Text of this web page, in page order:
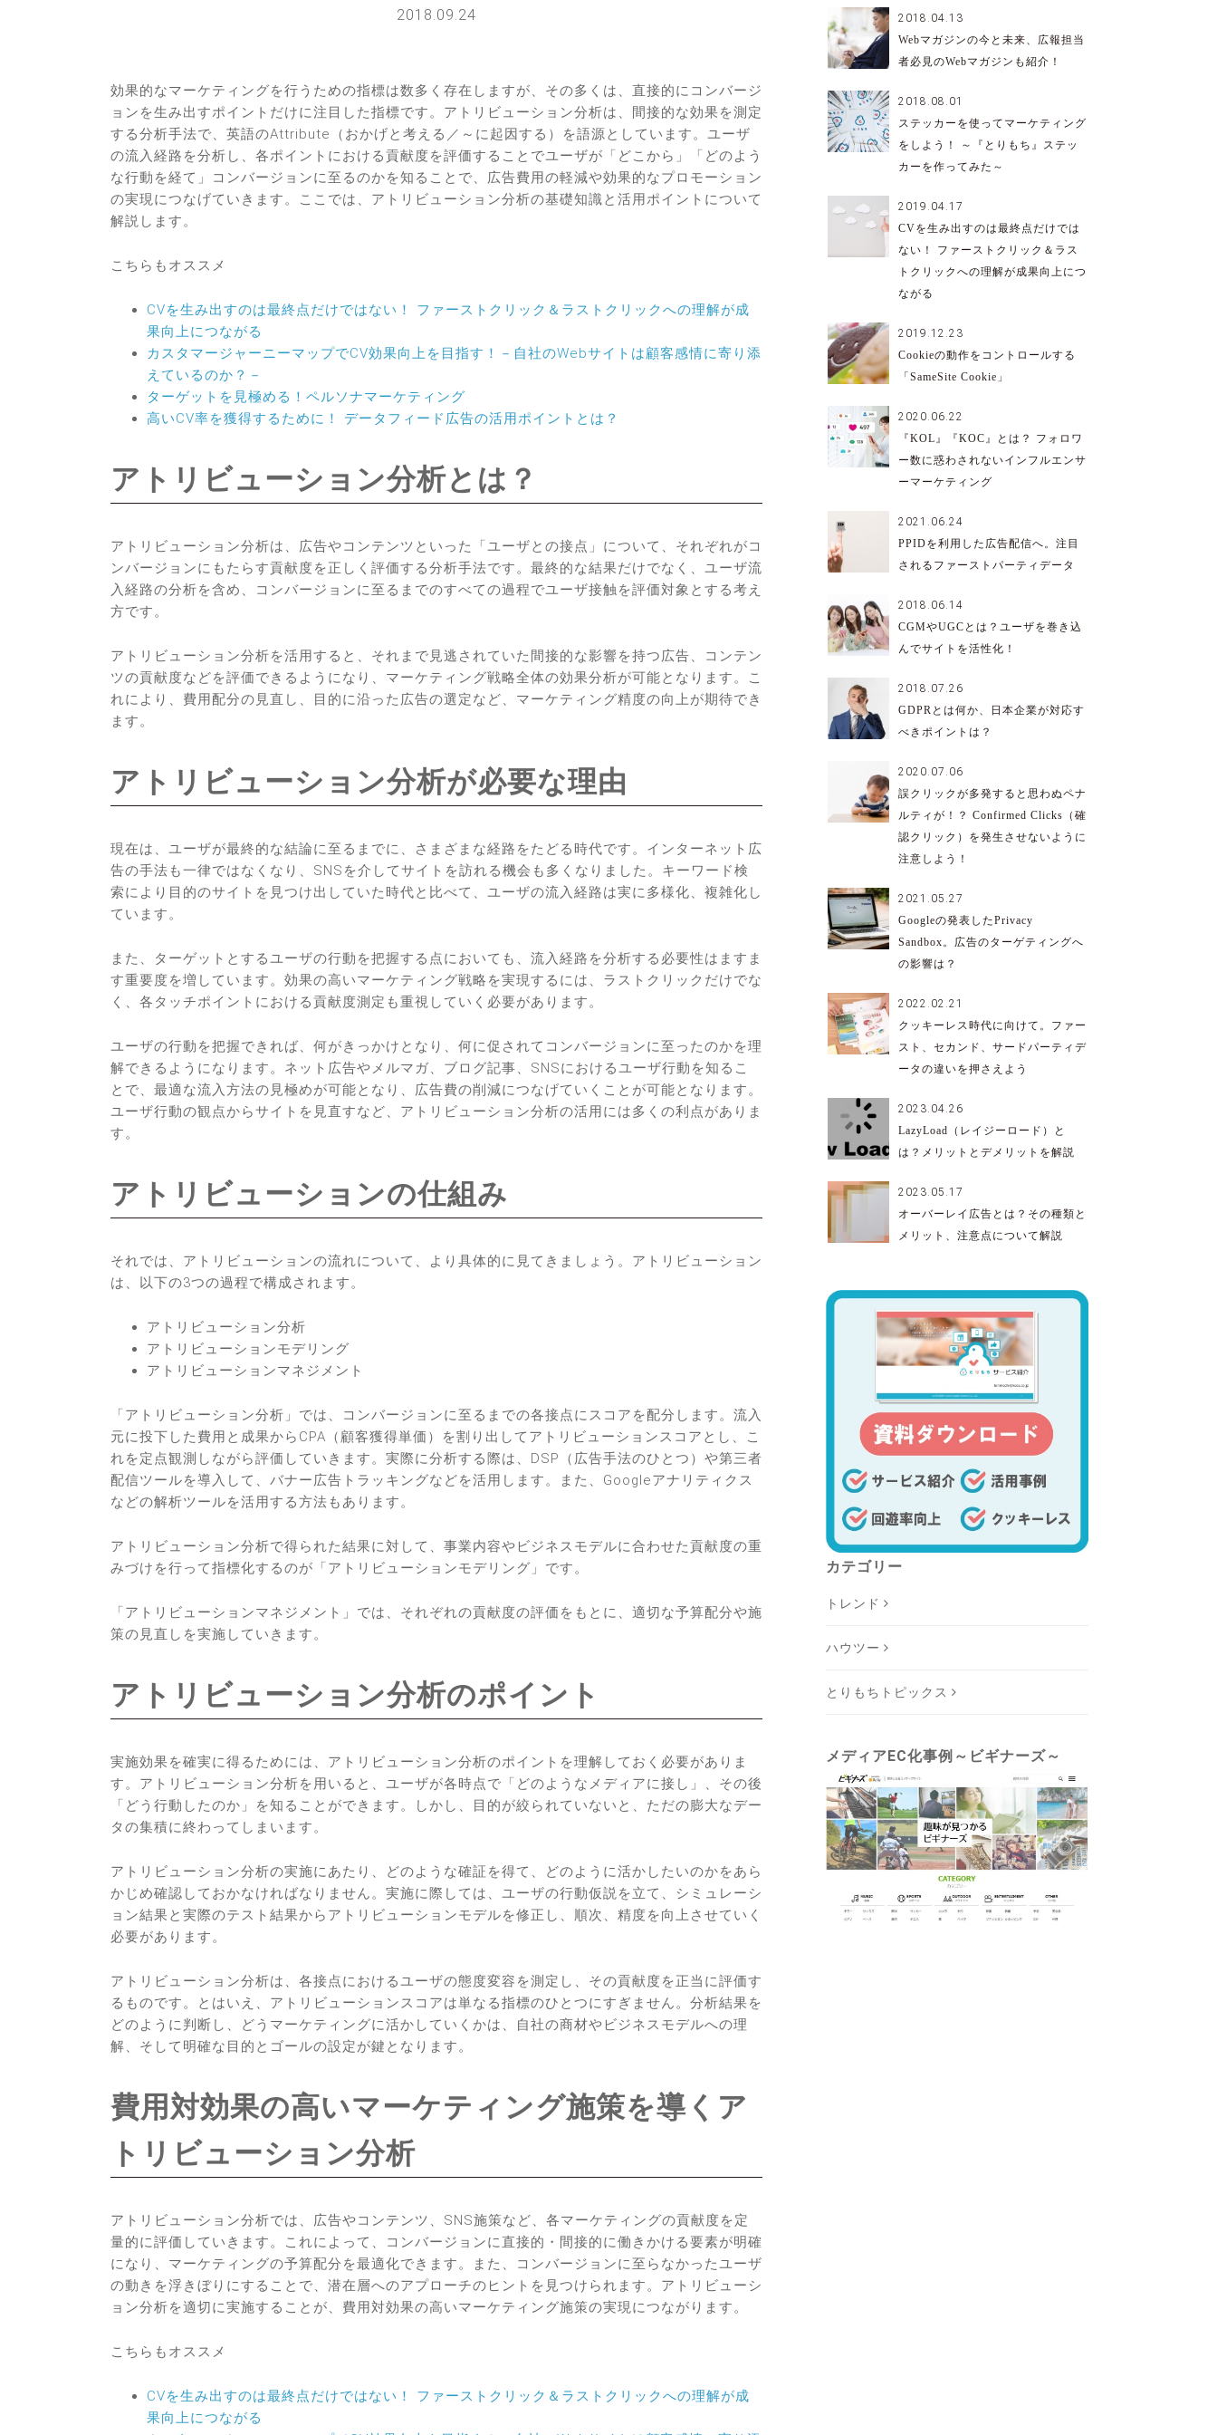
2018.09.24
効果的なマーケティングを行うための指標は数多く存在しますが、その多くは、直接的にコンバージ
ョンを生み出すポイントだけに注目した指標です。アトリビューション分析は、間接的な効果を測定
する分析手法で、 英語のAttribute（おかげと考える／～に起因する）を語源としています。 ユーザ
の流入経路を分析し、各ポイントにおける貢献度を評価することでユーザが「どこから」「どのよう
な行動を経て」コンバージョンに至るのかを知ることで、広告費用の軽減や効果的なプロモーション
の実現につなげていきます。ここでは、アトリビューション分析の基礎知識と活用ポイントについて
解説します。
こちらもオススメ
CVを生み出すのは最終点だけではない！ ファーストクリック＆ラストクリックへの理解が成
果向上につながる
カスタマージャーニーマップでCV効果向上を目指す！－自社のWebサイトは顧客感情に寄り添
えているのか？－
ターゲットを見極める！ペルソナマーケティング
高いCV率を獲得するために！ データフィード広告の活用ポイントとは？
アトリビューション分析とは？
アトリビューション分析は、広告やコンテンツといった「ユーザとの接点」について、それぞれがコ
ンバージョンにもたらす貢献度を正しく評価する分析手法です。最終的な結果だけでなく、ユーザ流
入経路の分析を含め、コンバージョンに至るまでのすべての過程でユーザ接触を評価対象とする考え
方です。
アトリビューション分析を活用すると、それまで見逃されていた間接的な影響を持つ広告、コンテン
ツの貢献度などを評価できるようになり、マーケティング戦略全体の効果分析が可能となります。こ
れにより、費用配分の見直し、目的に沿った広告の選定など、マーケティング精度の向上が期待でき
ます。
アトリビューション分析が必要な理由
現在は、ユーザが最終的な結論に至るまでに、さまざまな経路をたどる時代です。インターネット広
告の手法も一律ではなくなり、SNSを介してサイトを訪れる機会も多くなりました。キーワード検
索により目的のサイトを見つけ出していた時代と比べて、ユーザの流入経路は実に多様化、複雑化し
ています。
また、ターゲットとするユーザの行動を把握する点においても、流入経路を分析する必要性はますま
す重要度を増しています。効果の高いマーケティング戦略を実現するには、ラストクリックだけでな
く、各タッチポイントにおける貢献度測定も重視していく必要があります。
ユーザの行動を把握できれば、何がきっかけとなり、何に促されてコンバージョンに至ったのかを理
解できるようになります。ネット広告やメルマガ、ブログ記事、SNSにおけるユーザ行動を知るこ
とで、最適な流入方法の見極めが可能となり、広告費の削減につなげていくことが可能となります。
ユーザ行動の観点からサイトを見直すなど、アトリビューション分析の活用には多くの利点がありま
す。
アトリビューションの仕組み
それでは、アトリビューションの流れについて、より具体的に見てきましょう。アトリビューション
は、以下の3つの過程で構成されます。
アトリビューション分析
アトリビューションモデリング
アトリビューションマネジメント
「アトリビューション分析」では、コンバージョンに至るまでの各接点にスコアを配分します。流入
元に投下した費用と成果からCPA（顧客獲得単価）を割り出してアトリビューションスコアとし、こ
れを定点観測しながら評価していきます。実際に分析する際は、DSP（広告手法のひとつ）や第三者
配信ツールを導入して、バナー広告トラッキングなどを活用します。また、Googleアナリティクス
などの解析ツールを活用する方法もあります。
アトリビューション分析で得られた結果に対して、事業内容やビジネスモデルに合わせた貢献度の重
みづけを行って指標化するのが「アトリビューションモデリング」です。
「アトリビューションマネジメント」では、それぞれの貢献度の評価をもとに、適切な予算配分や施
策の見直しを実施していきます。
アトリビューション分析のポイント
実施効果を確実に得るためには、アトリビューション分析のポイントを理解しておく必要がありま
す。アトリビューション分析を用いると、ユーザが各時点で「どのようなメディアに接し」、その後
「どう行動したのか」を知ることができます。しかし、目的が絞られていないと、ただの膨大なデー
タの集積に終わってしまいます。
アトリビューション分析の実施にあたり、どのような確証を得て、どのように活かしたいのかをあら
かじめ確認しておかなければなりません。実施に際しては、ユーザの行動仮説を立て、シミュレーシ
ョン結果と実際のテスト結果からアトリビューションモデルを修正し、順次、精度を向上させていく
必要があります。
アトリビューション分析は、各接点におけるユーザの態度変容を測定し、その貢献度を正当に評価す
るものです。とはいえ、アトリビューションスコアは単なる指標のひとつにすぎません。分析結果を
どのように判断し、どうマーケティングに活かしていくかは、自社の商材やビジネスモデルへの理
解、そして明確な目的とゴールの設定が鍵となります。
費用対効果の高いマーケティング施策を導くア
トリビューション分析
アトリビューション分析では、広告やコンテンツ、SNS施策など、各マーケティングの貢献度を定
量的に評価していきます。これによって、コンバージョンに直接的・間接的に働きかける要素が明確
になり、マーケティングの予算配分を最適化できます。また、コンバージョンに至らなかったユーザ
の動きを浮きぼりにすることで、潜在層へのアプローチのヒントを見つけられます。アトリビューシ
ョン分析を適切に実施することが、費用対効果の高いマーケティング施策の実現につながります。
こちらもオススメ
CVを生み出すのは最終点だけではない！ ファーストクリック＆ラストクリックへの理解が成
果向上につながる
2018.04.13
Webマガジンの今と未来、広報担当
者必見のWebマガジンも紹介！
2018.08.01
ステッカーを使ってマーケティング
をしよう！ ～『とりもち』ステッ
カーを作ってみた～
2019.04.17
CVを生み出すのは最終点だけでは
ない！ ファーストクリック＆ラス
トクリックへの理解が成果向上につ
ながる
2019.12.23
Cookieの動作をコントロールする
「SameSite Cookie」
2020.06.22
『KOL』『KOC』とは？ フォロワ
ー数に惑わされないインフルエンサ
ーマーケティング
2021.06.24
PPIDを利用した広告配信へ。注目
されるファーストパーティデータ
2018.06.14
CGMやUGCとは？ユーザを巻き込
んでサイトを活性化！
2018.07.26
GDPRとは何か、日本企業が対応す
べきポイントは？
2020.07.06
誤クリックが多発すると思わぬペナ
ルティが！？ Confirmed Clicks（確
認クリック）を発生させないように
注意しよう！
2021.05.27
Googleの発表したPrivacy
Sandbox。広告のターゲティングへ
の影響は？
2022.02.21
クッキーレス時代に向けて。ファー
スト、セカンド、サードパーティデ
ータの違いを押さえよう
2023.04.26
LazyLoad（レイジーロード）と
は？メリットとデメリットを解説
2023.05.17
オーバーレイ広告とは？その種類と
メリット、注意点について解説
カテゴリー
トレンド
ハウツー
とりもちトピックス
メディアEC化事例～ビギナーズ～